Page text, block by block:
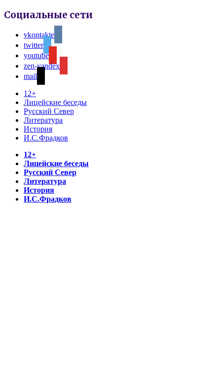
Социальные сети
vkontakte
twitter
youtube
zen-yandex
mail
12+
Лицейские беседы
Русский Север
Литература
История
И.С.Фрадков
12+
Лицейские беседы
Русский Север
Литература
История
И.С.Фрадков